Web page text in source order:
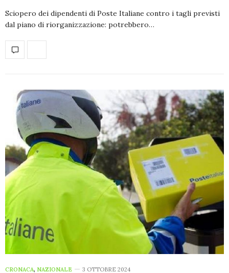
Sciopero dei dipendenti di Poste Italiane contro i tagli previsti
dal piano di riorganizzazione: potrebbero…
CRONACA, NAZIONALE 3 OTTOBRE 2024